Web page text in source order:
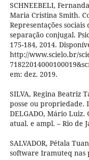
SCHNEEBELI,
Maria Cristina Smith.
Representações
separação conjugal.
175-184, 2014.
http://www.scielo.br/
em: dez. 2019.
SILVA, Regina Beatriz
posse ou propriedade.
DELGADO, Mário
atual. e ampl. – Rio de
SALVADOR, Pétala
software Iramuteq nas